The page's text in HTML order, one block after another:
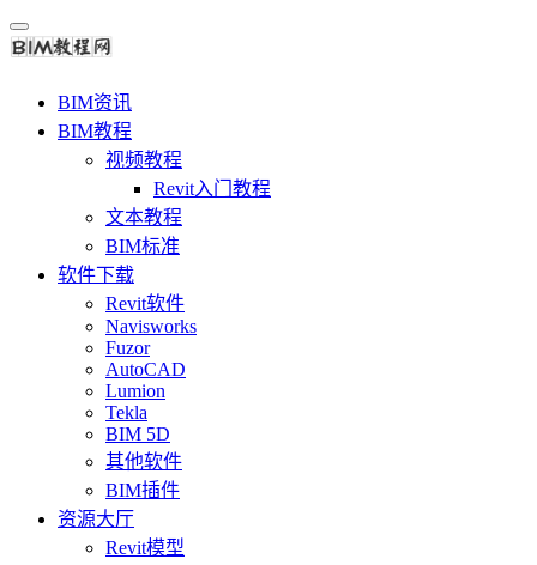
BIM资讯
BIM教程
视频教程
Revit入门教程
文本教程
BIM标准
软件下载
Revit软件
Navisworks
Fuzor
AutoCAD
Lumion
Tekla
BIM 5D
其他软件
BIM插件
资源大厅
Revit模型